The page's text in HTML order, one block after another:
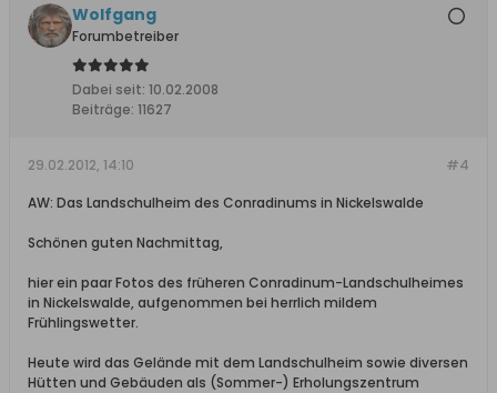
Wolfgang
Forumbetreiber
Dabei seit: 10.02.2008
Beiträge: 11627
#4
29.02.2012, 14:10
AW: Das Landschulheim des Conradinums in Nickelswalde
Schönen guten Nachmittag,
hier ein paar Fotos des früheren Conradinum-Landschulheimes
in Nickelswalde, aufgenommen bei herrlich mildem
Frühlingswetter.
Heute wird das Gelände mit dem Landschulheim sowie diversen
Hütten und Gebäuden als (Sommer-) Erholungszentrum